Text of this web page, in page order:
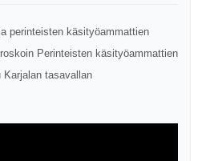
perinteisten käsityöammattien
Perinteisten käsityöammattien
tasavallan